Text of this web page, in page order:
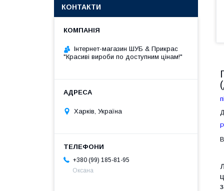
КОНТАКТИ
Інтернет-магазин ШУБ & Прикрас
"Красиві вироби по доступним цінам!"
Харків, Україна
+380 (99) 185-81-95
Оксана